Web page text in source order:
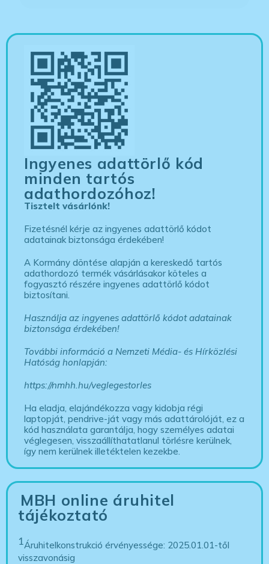
Ingyenes adattörlő kód
minden tartós
adathordozóhoz!
Tisztelt vásárlónk!
Fizetésnél kérje az ingyenes adattörlő kódot
adatainak biztonsága érdekében!
A Kormány döntése alapján a kereskedő tartós
adathordozó termék vásárlásakor köteles a
fogyasztó részére ingyenes adattörlő kódot
biztosítani.
Használja az ingyenes adattörlő kódot adatainak
biztonsága érdekében!
További információ a Nemzeti Média- és Hírközlési
Hatóság honlapján:
https://nmhh.hu/veglegestorles
Ha eladja, elajándékozza vagy kidobja régi
laptopját, pendrive-ját vagy más adattárolóját, ez a
kód használata garantálja, hogy személyes adatai
véglegesen, visszaállíthatatlanul törlésre kerülnek,
így nem kerülnek illetéktelen kezekbe.
MBH online áruhitel
tájékoztató
1Áruhitelkonstrukció érvényessége: 2025.01.01-től
visszavonásig